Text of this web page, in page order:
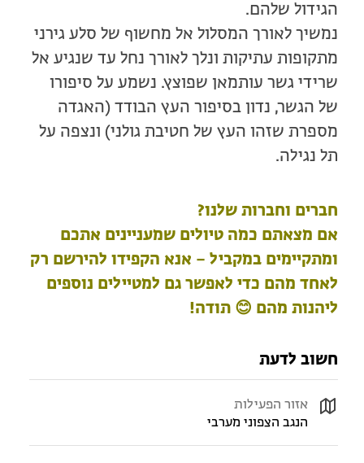
הגידול שלהם.
נמשיך לאורך המסלול אל מחשוף של סלע גירני
מתקופות עתיקות ונלך לאורך נחל עד שנגיע אל
שרידי גשר עותמאן שפוצץ. נשמע על סיפורו
של הגשר, נדון בסיפור העץ הבודד (האגדה
מספרת שזהו העץ של חטיבת גולני) ונצפה על
תל נגילה.
חברים וחברות שלנו?
אם מצאתם כמה טיולים שמעניינים אתכם
ומתקיימים במקביל – אנא הקפידו להירשם רק
לאחד מהם כדי לאפשר גם למטיילים נוספים
ליהנות מהם 😊 תודה!
חשוב לדעת
אזור הפעילות
הנגב הצפוני מערבי